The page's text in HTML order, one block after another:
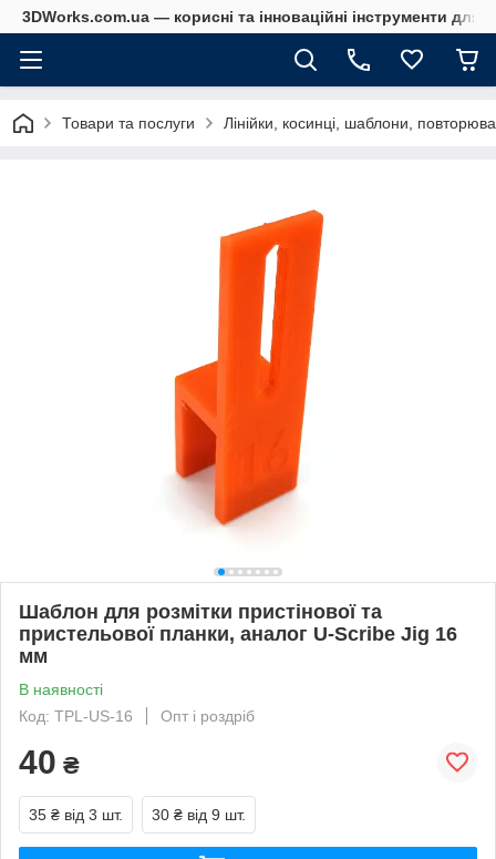
3DWorks.com.ua — корисні та інноваційні інструменти для
Товари та послуги Лінійки, косинці, шаблони,
Шаблон для розмітки пристінової та
пристельової планки, аналог U-Scribe Jig 16
мм
В наявності
Код: TPL-US-16
Опт і роздріб
40 ₴
35 ₴ від 3 шт. 30 ₴ від 9 шт.